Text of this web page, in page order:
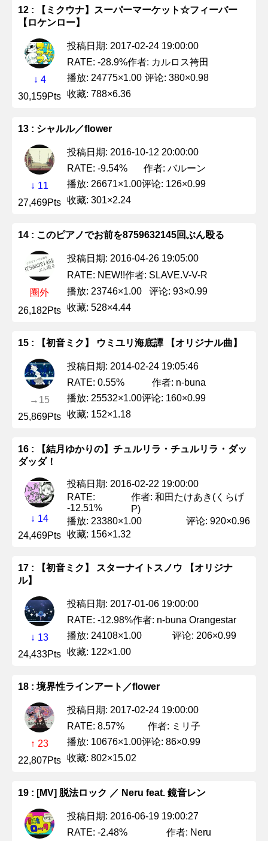
12 : 【ミクウナ】スーパーマーケット☆フィーバー
【ロケンロー】
↓ 4
30,159Pts
投稿日期: 2017-02-24 19:00:00
RATE: -28.9%作者: カルロス袴田
播放: 24775×1.00 评论: 380×0.98
收藏: 788×6.36
13 : シャルル／flower
↓ 11
27,469Pts
投稿日期: 2016-10-12 20:00:00
RATE: -9.54%
作者: バルーン
播放: 26671×1.00评论: 126×0.99
收藏: 301×2.24
14 : このピアノでお前を8759632145回ぶん殴る
圈外
26,182Pts
投稿日期: 2016-04-26 19:05:00
RATE: NEW!!作者: SLAVE.V-V-R
播放: 23746×1.00
评论: 93×0.99
收藏: 528×4.44
15 : 【初音ミク】 ウミユリ海底譚 【オリジナル曲】
→15
25,869Pts
投稿日期: 2014-02-24 19:05:46
RATE: 0.55%
作者: n-buna
播放: 25532×1.00评论: 160×0.99
收藏: 152×1.18
16 : 【結月ゆかりの】チュルリラ・チュルリラ・ダッ
ダッダ！
↓ 14
24,469Pts
投稿日期: 2016-02-22 19:00:00
RATE:
-12.51%
作者: 和田たけあき(くらげ
P)
播放: 23380×1.00
评论: 920×0.96
收藏: 156×1.32
17 : 【初音ミク】 スターナイトスノウ 【オリジナ
ル】
↓ 13
24,433Pts
投稿日期: 2017-01-06 19:00:00
RATE: -12.98%作者: n-buna Orangestar
播放: 24108×1.00
评论: 206×0.99
收藏: 122×1.00
18 : 境界性ラインアート／flower
↑ 23
22,807Pts
投稿日期: 2017-02-24 19:00:00
RATE: 8.57%
作者: ミリ子
播放: 10676×1.00评论: 86×0.99
收藏: 802×15.02
19 : [MV] 脱法ロック ／ Neru feat. 鏡音レン
投稿日期: 2016-06-19 19:00:27
RATE: -2.48%
作者: Neru